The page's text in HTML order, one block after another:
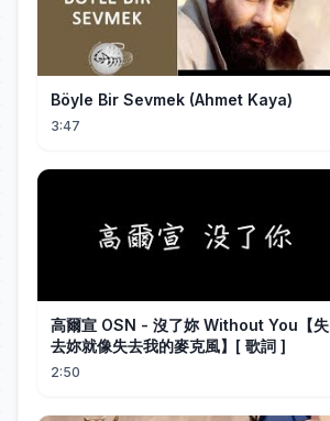
Böyle Bir Sevmek (Ahmet Kaya)
3:47
高爾宣 OSN - 沒了妳 Without You【失
去妳就像失去我的麥克風】[ 歌詞 ]
2:50